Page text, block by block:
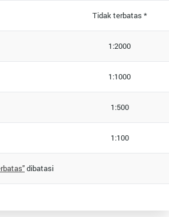
Tidak terbatas *
1:2000
1:1000
1:500
1:100
dibatasi